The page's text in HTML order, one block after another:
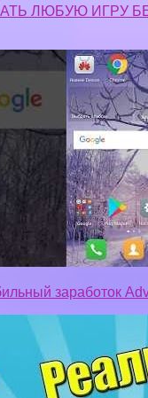
ЛЮБУЮ ИГРУ
заработок